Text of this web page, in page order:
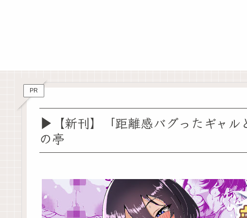
PR
▶【新刊】「距離感バグったギャル
の亭